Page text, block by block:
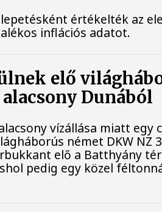
értékelték az
inflációs adatot.
elő
Dunából
vízállása miatt egy
német DKW NZ
elő a Batthyány
pedig egy közel